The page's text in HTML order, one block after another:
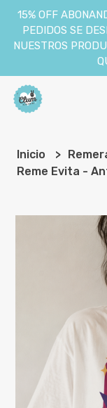
15% OFF
PEDIDOS SE
NUESTROS
Inicio
Reme Evita -